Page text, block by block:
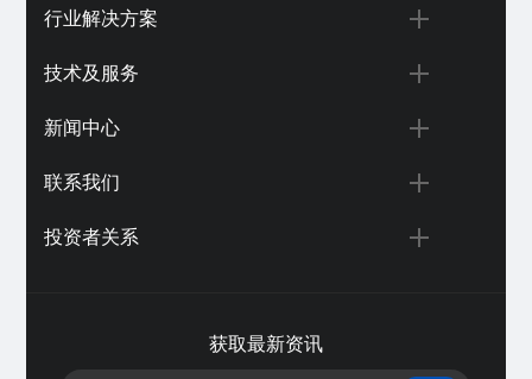
行业解决方案
技术及服务
新闻中心
联系我们
投资者关系
获取最新资讯